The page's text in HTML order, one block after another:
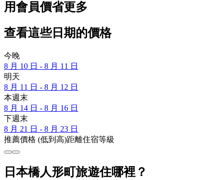
用會員價省更多
查看這些日期的價格
今晚
8 月 10 日 - 8 月 11 日
明天
8 月 11 日 - 8 月 12 日
本週末
8 月 14 日 - 8 月 16 日
下週末
8 月 21 日 - 8 月 23 日
推薦價格 (低到高)距離住宿等級
日本橋人形町旅遊住哪裡？